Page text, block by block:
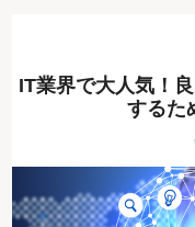
IT業界で大人気！
するた